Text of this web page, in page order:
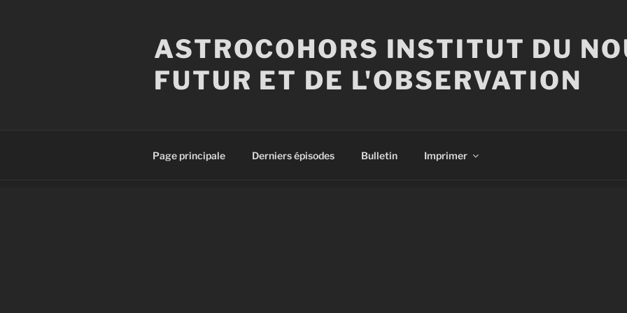
ASTROCOHORS INSTITUT DU
FUTUR ET DE L'OBSERVATION
Page principale Derniers épisodes Bulletin Imprimer